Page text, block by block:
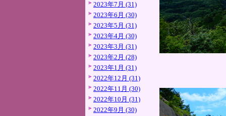
2023年7月 (31)
2023年6月 (30)
2023年5月 (31)
2023年4月 (30)
2023年3月 (31)
2023年2月 (28)
2023年1月 (31)
2022年12月 (31)
2022年11月 (30)
2022年10月 (31)
2022年9月 (30)